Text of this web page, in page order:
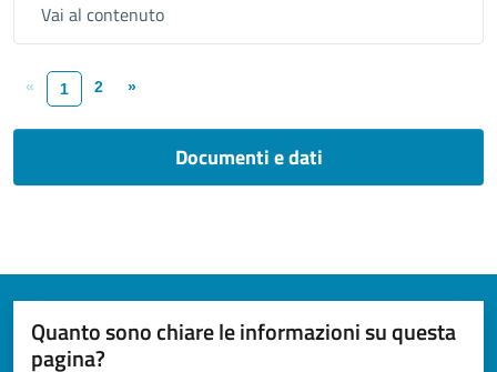
Vai al contenuto
« 1 2 »
Documenti e dati
Quanto sono chiare le informazioni su questa
pagina?